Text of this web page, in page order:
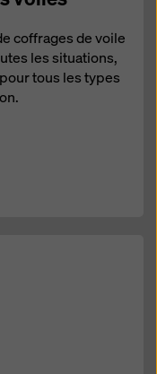
coffrages de voile
les situations,
tous les types